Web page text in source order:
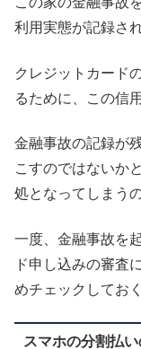
利用実態が記録さ
クレジットカード
るために、この信
金融事故の記録が
こすのではないか
処となってしまう
一度、金融事故を
ド申し込みの審査
めチェックしてお
スマホの分割払